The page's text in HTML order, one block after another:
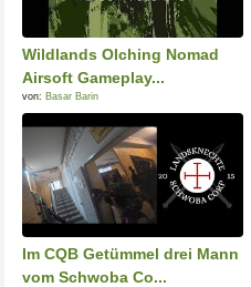
Wildlands Olching Nomad
Airsoft Gameplay...
von: Basar Barin
Im CQB Getümmel drei Mann
vom Schwoba Co...